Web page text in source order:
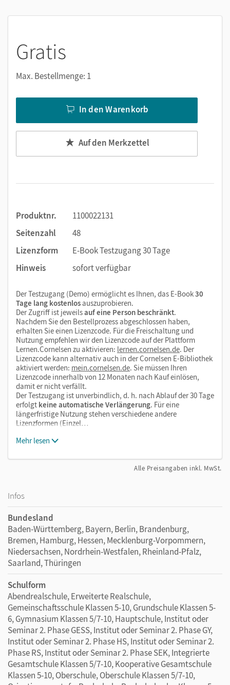
Notizen erstellen
Markierungen setzen
Suchen im Text
Zoomen
Gratis
Max. Bestellmenge: 1
In den Warenkorb
Auf den Merkzettel
Produktnr.
1100022131
Seitenzahl
48
Lizenzform
E-Book Testzugang 30 Tage
Hinweis
sofort verfügbar
Der Testzugang (Demo) ermöglicht es Ihnen, das E-Book30
Tage lang kostenlosauszuprobieren.
Der Zugriff ist jeweilsauf eine Person beschränkt.
Nachdem Sie den Bestellprozess abgeschlossen haben,
erhalten Sie einen Lizenzcode. Für die Freischaltung und
Nutzung empfehlen wir den Lizenzcode auf der Plattform
Lernen.Cornelsen zu aktivieren: lernen.cornelsen.de. Der
Lizenzcode kann alternativ auch in der Cornelsen E-Bibliothek
aktiviert werden: mein.cornelsen.de. Sie müssen Ihren
Lizenzcode innerhalb von 12 Monaten nach Kauf einlösen,
damit er nicht verfällt.
Der Testzugang ist unverbindlich, d. h. nach Ablauf der 30 Tage
erfolgt keine automatische Verlängerung. Für eine
längerfristige Nutzung stehen verschiedene andere
Lizenzformen (Einzel…
Mehr lesen
Alle Preisangaben inkl. MwSt.
Infos
Bundesland
Baden-Württemberg, Bayern, Berlin, Brandenburg,
Bremen, Hamburg, Hessen, Mecklenburg-Vorpommern,
Niedersachsen, Nordrhein-Westfalen, Rheinland-Pfalz,
Saarland, Thüringen
Schulform
Abendrealschule, Erweiterte Realschule,
Gemeinschaftsschule Klassen 5-10, Grundschule Klassen 5-
6, Gymnasium Klassen 5/7-10, Hauptschule, Institut oder
Seminar 2. Phase GESS, Institut oder Seminar 2. Phase GY,
Institut oder Seminar 2. Phase HS, Institut oder Seminar 2.
Phase RS, Institut oder Seminar 2. Phase SEK, Integrierte
Gesamtschule Klassen 5/7-10, Kooperative Gesamtschule
Klassen 5-10, Oberschule, Oberschule Klassen 5/7-10,